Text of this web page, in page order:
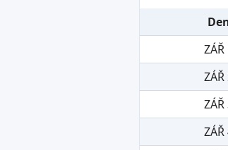
ZÁŘ
ZÁŘ
ZÁŘ
ZÁŘ